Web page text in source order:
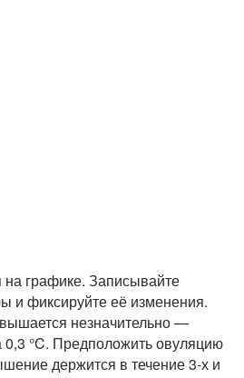
на графике. Записывайте
и фиксируйте её изменения.
незначительно —
°C. Предположить овуляцию
держится в течение 3-х и